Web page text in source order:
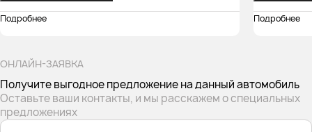
Подробнее Подробнее
ОНЛАЙН-ЗАЯВКА
Получите выгодное предложение на данный автомобиль
Оставьте ваши контакты, и мы расскажем о специальных
предложениях